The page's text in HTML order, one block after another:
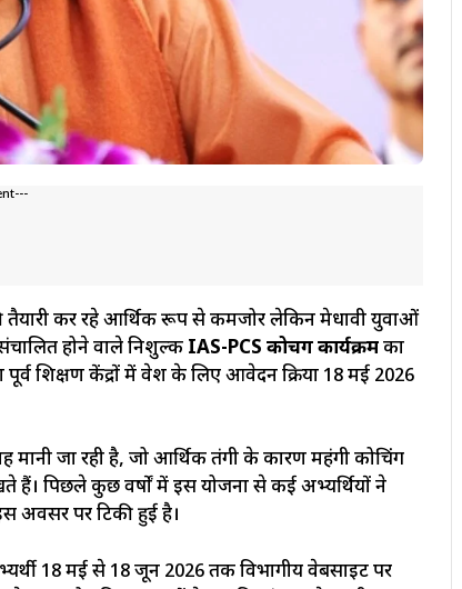
तैयारी कर रहे आर्थिक रूप से कमजोर लेकिन मेधावी युवाओं
होने वाले निशुल्क IAS-PCS कोचिंग कार्यक्रमका
केंद्रों में प्रवेश के लिए आवेदन प्रक्रिया 18 मई 2026
मानी जा रही है, जो आर्थिक तंगी के कारण महंगी कोचिंग
पिछले कुछ वर्षों में इस योजना से कई अभ्यर्थियों ने
अवसर पर टिकी हुई है।
18 मई से 18 जून 2026 तक विभागीय वेबसाइट पर